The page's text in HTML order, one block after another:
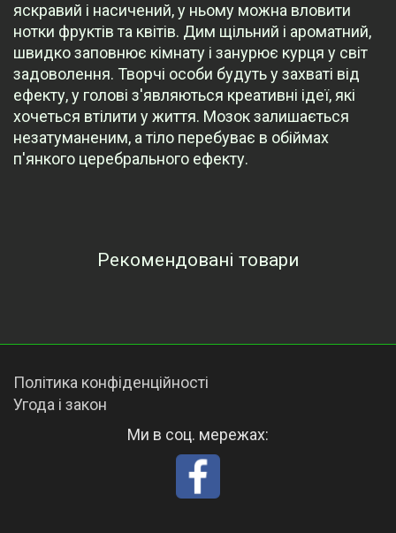
яскравий і насичений, у ньому можна вловити
нотки фруктів та квітів. Дим щільний і ароматний,
швидко заповнює кімнату і занурює курця у світ
задоволення. Творчі особи будуть у захваті від
ефекту, у голові з'являються креативні ідеї, які
хочеться втілити у життя. Мозок залишається
незатуманеним, а тіло перебуває в обіймах
п'янкого церебрального ефекту.
Рекомендовані товари
Політика конфіденційності
Угода і закон
Ми в соц. мережах: